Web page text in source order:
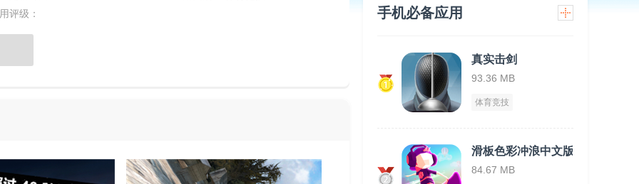
评级：
手机必备应用
真实击剑
93.36 MB
体育竞技
滑板色彩冲浪中文版
84.67 MB